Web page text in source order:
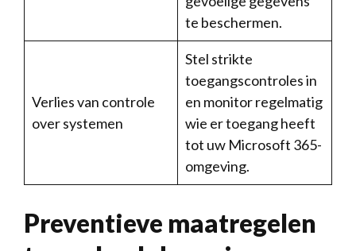
te beschermen.
Verlies van controle
⁢over systemen
Stel⁣ strikte
toegangscontroles⁣ in
en monitor regelmatig⁢
wie er toegang heeft
tot uw Microsoft 365-
omgeving.
Preventieve‌ maatregelen